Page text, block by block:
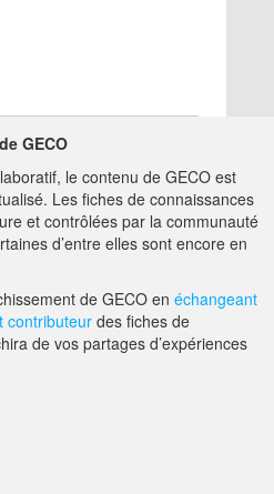
AIDE
NOUS CONTACTER
GECO
le contenu de GECO est
Les fiches de connaissances
et contrôlées par la communauté
d’entre elles sont encore en
de GECO en échangeant
contributeur des fiches de
de vos partages d’expériences